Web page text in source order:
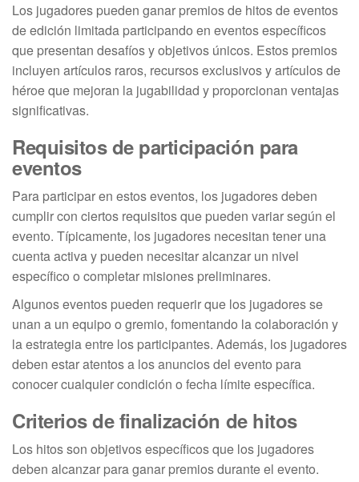
Los jugadores pueden ganar premios de hitos de eventos
de edición limitada participando en eventos específicos
que presentan desafíos y objetivos únicos. Estos premios
incluyen artículos raros, recursos exclusivos y artículos de
héroe que mejoran la jugabilidad y proporcionan ventajas
significativas.
Requisitos de participación para
eventos
Para participar en estos eventos, los jugadores deben
cumplir con ciertos requisitos que pueden variar según el
evento. Típicamente, los jugadores necesitan tener una
cuenta activa y pueden necesitar alcanzar un nivel
específico o completar misiones preliminares.
Algunos eventos pueden requerir que los jugadores se
unan a un equipo o gremio, fomentando la colaboración y
la estrategia entre los participantes. Además, los jugadores
deben estar atentos a los anuncios del evento para
conocer cualquier condición o fecha límite específica.
Criterios de finalización de hitos
Los hitos son objetivos específicos que los jugadores
deben alcanzar para ganar premios durante el evento.